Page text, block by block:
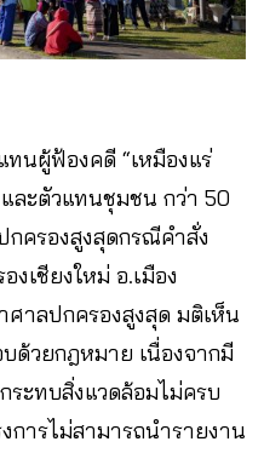
ทนผู้ฟ้องคดี “เหมืองแร่
ละตัวแทนชุมชน กว่า 50
ครองสูงสุดกรณีคำสั่ง
เชียงใหม่ อ.เมือง
ศาลปกครองสูงสุด มติเห็น
ด้วยกฎหมาย เนื่องจากมี
ระทบสิ่งแวดล้อมไม่ครบ
การไม่สามารถนำรายงาน